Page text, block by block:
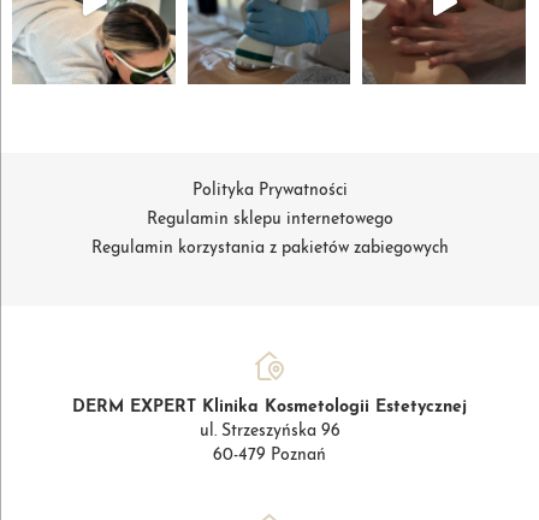
Polityka Prywatności
Regulamin sklepu internetowego
Regulamin korzystania z pakietów zabiegowych
DERM EXPERT Klinika Kosmetologii Estetycznej
ul. Strzeszyńska 96
60-479 Poznań